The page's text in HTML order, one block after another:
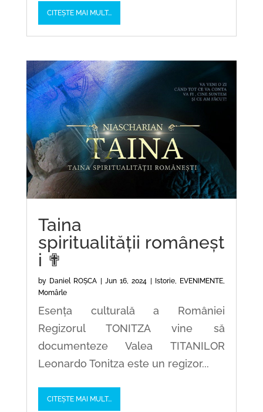
CITEȘTE MAI MULT...
Taina
spiritualității româneșt
i ✟
by Daniel ROȘCA | Jun 16, 2024 | Istorie, EVENIMENTE
Momârle
Esența culturală a României
Regizorul TONITZA vine să
documenteze Valea TITANILOR
Leonardo Tonitza este un regizor...
CITEȘTE MAI MULT...